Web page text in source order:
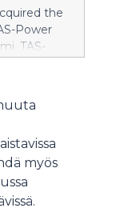
kasvua
the
Power
TAS-
as a
myös